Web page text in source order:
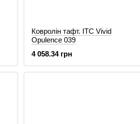
Ковролін тафт. ITC Vivid
Opulence 039
4 058.34 грн